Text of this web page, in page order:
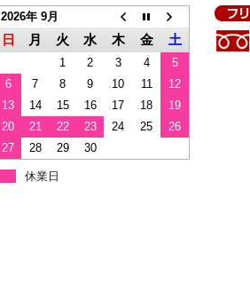
2026年 9月
日 月 火 水 木 金 土
1 2 3 4
5
6
7 8 9 10 11
12
13
14 15 16 17 18
19
20
21 22 23 24 25
26
27
28 29 30
休業日